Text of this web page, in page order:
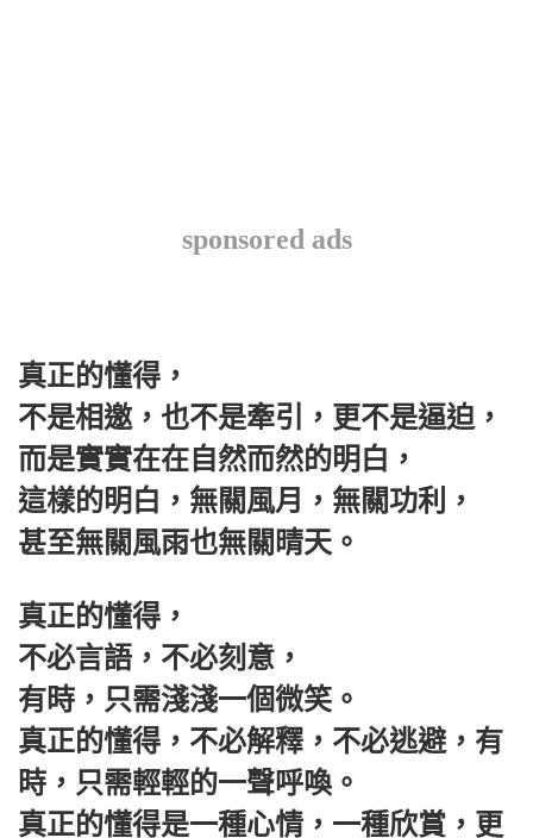
sponsored ads
真正的懂得，
不是相邀，也不是牽引，更不是逼迫，
而是實實在在自然而然的明白，
這樣的明白，無關風月，無關功利，
甚至無關風雨也無關晴天。
真正的懂得，
不必言語，不必刻意，
有時，只需淺淺一個微笑。
真正的懂得，不必解釋，不必逃避，有
時，只需輕輕的一聲呼喚。
真正的懂得是一種心情，一種欣賞，更